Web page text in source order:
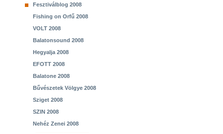
Fesztiválblog 2008
Fishing on Orfű 2008
VOLT 2008
Balatonsound 2008
Hegyalja 2008
EFOTT 2008
Balatone 2008
Bűvészetek Völgye 2008
Sziget 2008
SZIN 2008
Nehéz Zenei 2008